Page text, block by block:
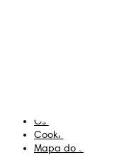
Os Meus Dados
Cookies
Mapa do Site